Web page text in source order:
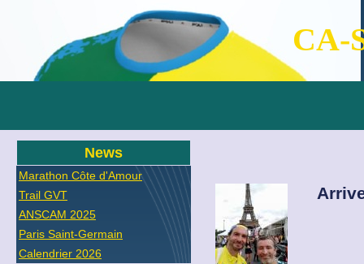
CA-
News
Marathon Côte d'Amour
Trail GVT
ANSCAM 2025
Paris Saint-Germain
Calendrier 2026